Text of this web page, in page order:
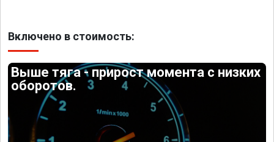
Включено в стоимость:
Выше тяга - прирост момента с низких
оборотов.